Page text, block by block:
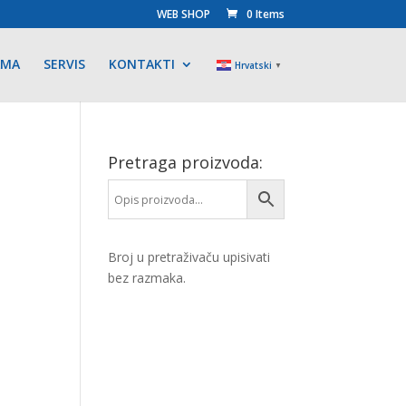
WEB SHOP 0 Items
SERVIS KONTAKTI Hrvatski ▼
Pretraga proizvoda:
Broj u pretraživaču upisivati
bez razmaka.